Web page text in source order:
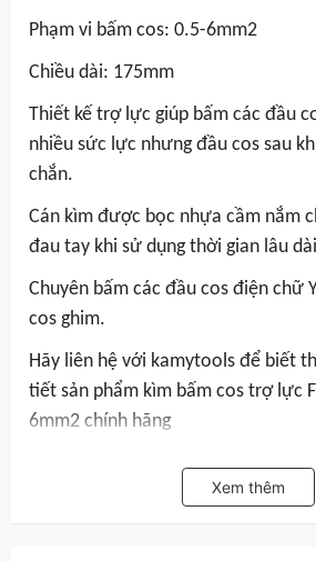
Phạm vi bấm cos: 0.5-6mm2
Chiều dài: 175mm
Thiết kế trợ lực giúp bấm các đầu
nhiều sức lực nhưng đầu cos sau
chắn.
Cán kìm được bọc nhựa cầm nắm
đau tay khi sử dụng thời gian lâu
Chuyên bấm các đầu cos điện chữ
cos ghim.
Hãy liên hệ với kamytools để biết
tiết sản phẩm kìm bấm cos trợ lực
6mm2 chính hãng
Xem thêm